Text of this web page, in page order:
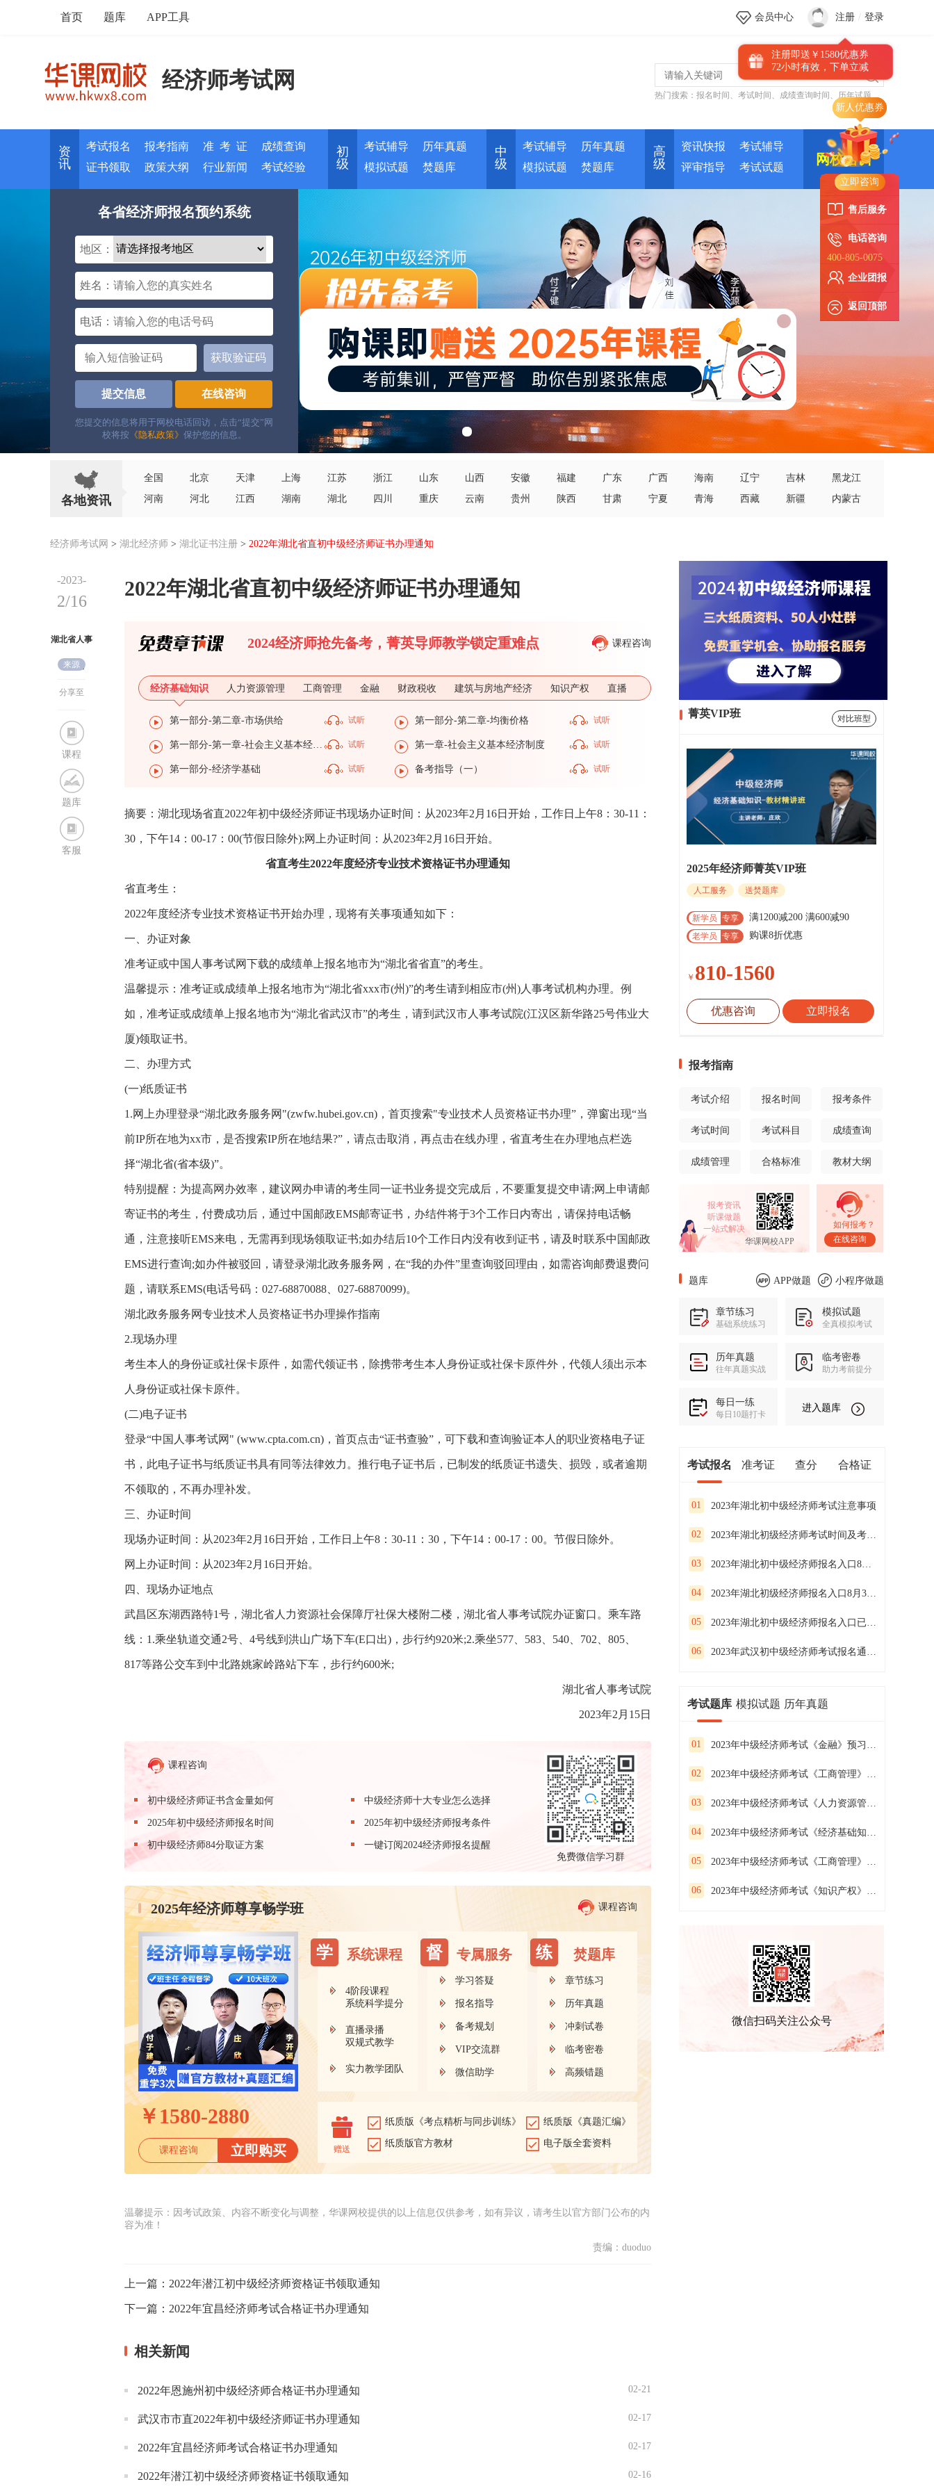
立即咨询
售后服务
电话咨询
400-805-0075
企业团报
返回顶部
首页 题库 APP工具 会员中心 注册 / 登录
注册即送￥1580优惠券
72小时有效，下单立减
经济师考试网
热门搜索： 报名时间 、 考试时间 、 成绩查询时间 、 历年试题
资
讯
考试报名 报考指南 准 考 证
成绩查询
证书领取
政策大纲 行业新闻 考试经验
初
级
考试辅导
历年真题
模拟试题
焚题库
中
级
考试辅导
历年真题
模拟试题
焚题库
高
级
资讯快报
考试辅导
评审指导
考试试题
网校培训
各省经济师报名预约系统
地区：
姓名：
电话：
获取验证码
提交信息 在线咨询
您提交的信息将用于网校电话回访，点击“提交”网
校将按 《隐私政策》 保护您的信息。
各地资讯
全国 北京 天津 上海 江苏 浙江 山东 山西 安徽 福建 广东 广西 海南 辽宁 吉林
黑龙江
河南
河北 江西 湖南 湖北 四川 重庆 云南 贵州 陕西 甘肃 宁夏 青海 西藏 新疆 内蒙古
经济师考试网 > 湖北经济师 > 湖北证书注册 > 2022年湖北省直初中级经济师证书办理通知
-2023-
2/16
湖北省人事
考试院
来源
分享至
课程
题库
客服
2022年湖北省直初中级经济师证书办理通知
2024经济师抢先备考，菁英导师教学锁定重难点 课程咨询
经济基础知识 人力资源管理 工商管理 金融 财政税收 建筑与房地产经济 知识产权 直播
第一部分-第二章-市场供给 试听 第一部分-第二章-均衡价格 试听
第一部分-第一章-社会主义基本经济制度 试听 第一章-社会主义基本经济制度 试听
第一部分-经济学基础 试听 备考指导（一） 试听
摘要：湖北现场省直2022年初中级经济师证书现场办证时间：从2023年2月16日开始，工作日上午8：30-11：
30，下午14：00-17：00(节假日除外);网上办证时间：从2023年2月16日开始。
省直考生2022年度经济专业技术资格证书办理通知
省直考生：
2022年度经济专业技术资格证书开始办理，现将有关事项通知如下：
一、办证对象
准考证或中国人事考试网下载的成绩单上报名地市为“湖北省省直”的考生。
温馨提示：准考证或成绩单上报名地市为“湖北省xxx市(州)”的考生请到相应市(州)人事考试机构办理。例
如，准考证或成绩单上报名地市为“湖北省武汉市”的考生，请到武汉市人事考试院(江汉区新华路25号伟业大
厦)领取证书。
二、办理方式
(一)纸质证书
1.网上办理登录“湖北政务服务网"(zwfw.hubei.gov.cn)，首页搜索"专业技术人员资格证书办理”，弹窗出现“当
前IP所在地为xx市，是否搜索IP所在地结果?”，请点击取消，再点击在线办理，省直考生在办理地点栏选
择“湖北省(省本级)”。
特别提醒：为提高网办效率，建议网办申请的考生同一证书业务提交完成后，不要重复提交申请;网上申请邮
寄证书的考生，付费成功后，通过中国邮政EMS邮寄证书，办结件将于3个工作日内寄出，请保持电话畅
通，注意接听EMS来电，无需再到现场领取证书;如办结后10个工作日内没有收到证书，请及时联系中国邮政
EMS进行查询;如办件被驳回，请登录湖北政务服务网，在“我的办件”里查询驳回理由，如需咨询邮费退费问
题，请联系EMS(电话号码：027-68870088、027-68870099)。
湖北政务服务网专业技术人员资格证书办理操作指南
2.现场办理
考生本人的身份证或社保卡原件，如需代领证书，除携带考生本人身份证或社保卡原件外，代领人须出示本
人身份证或社保卡原件。
(二)电子证书
登录“中国人事考试网" (www.cpta.com.cn)，首页点击“证书查验”，可下载和查询验证本人的职业资格电子证
书，此电子证书与纸质证书具有同等法律效力。推行电子证书后，已制发的纸质证书遗失、损毁，或者逾期
不领取的，不再办理补发。
三、办证时间
现场办证时间：从2023年2月16日开始，工作日上午8：30-11：30，下午14：00-17：00。节假日除外。
网上办证时间：从2023年2月16日开始。
四、现场办证地点
武昌区东湖西路特1号，湖北省人力资源社会保障厅社保大楼附二楼，湖北省人事考试院办证窗口。乘车路
线：1.乘坐轨道交通2号、4号线到洪山广场下车(E口出)，步行约920米;2.乘坐577、583、540、702、805、
817等路公交车到中北路姚家岭路站下车，步行约600米;
湖北省人事考试院
2023年2月15日
课程咨询
初中级经济师证书含金量如何 中级经济师十大专业怎么选择
2025年初中级经济师报名时间 2025年初中级经济师报考条件
初中级经济师84分取证方案
一键订阅2024经济师报名提醒
免费微信学习群
2025年经济师尊享畅学班 课程咨询
￥ 1580-2880
课程咨询 立即购买
学 系统课程
4阶段课程
系统科学提分
直播录播
双规式教学
实力教学团队
督 专属服务
学习答疑
报名指导
备考规划
VIP交流群
微信助学
练 焚题库
章节练习
历年真题
冲刺试卷
临考密卷
高频错题
赠送
纸质版《考点精析与同步训练》 纸质版《真题汇编》
纸质版官方教材 电子版全套资料
温馨提示：因考试政策、内容不断变化与调整，华课网校提供的以上信息仅供参考，如有异议，请考生以官方部门公布的内
容为准！
责编：duoduo
上一篇： 2022年潜江初中级经济师资格证书领取通知
下一篇： 2022年宜昌经济师考试合格证书办理通知
相关新闻
2022年恩施州初中级经济师合格证书办理通知 02-21
武汉市市直2022年初中级经济师证书办理通知 02-17
2022年宜昌经济师考试合格证书办理通知 02-17
2022年潜江初中级经济师资格证书领取通知 02-16
菁英VIP班 对比班型
2025年经济师菁英VIP班
人工服务 送焚题库
新学员 专享 满1200减200 满600减90
老学员 专享 购课8折优惠
￥ 810-1560
优惠咨询 立即报名
报考指南
考试介绍 报名时间 报考条件
考试时间 考试科目 成绩查询
成绩管理 合格标准 教材大纲
报考资讯
听课做题
一站式解决
华课网校APP
如何报考？
在线咨询
题库 APP做题 小程序做题
章节练习
基础系统练习
模拟试题
全真模拟考试
历年真题
往年真题实战
临考密卷
助力考前提分
每日一练
每日10题打卡
进入题库
考试报名 准考证 查分 合格证
01 2023年湖北初中级经济师考试注意事项
02 2023年湖北初级经济师考试时间及考试安排
03 2023年湖北初中级经济师报名入口8月14日20:00关闭
04 2023年湖北初级经济师报名入口8月3日开通
05 2023年湖北初中级经济师报名入口已开通
06 2023年武汉初中级经济师考试报名通知,8月3日起报名
考试题库 模拟试题 历年真题
01 2023年中级经济师考试《金融》预习试卷（二）
02 2023年中级经济师考试《工商管理》预习试卷（一）
03 2023年中级经济师考试《人力资源管理》预习试卷（三）
04 2023年中级经济师考试《经济基础知识》预习试卷（二）
05 2023年中级经济师考试《工商管理》预习试卷（三）
06 2023年中级经济师考试《知识产权》预习试卷（二）
微信扫码关注公众号